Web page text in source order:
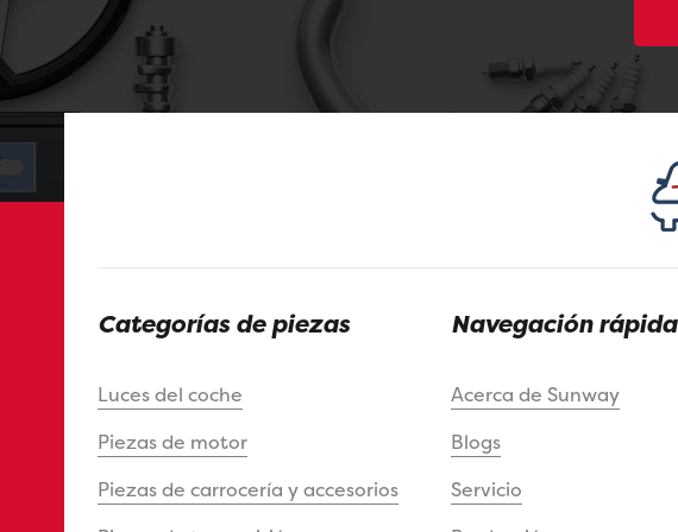
Categorías de piezas
Luces del coche
Piezas de motor
Piezas de carrocería y accesorios
Navegación rápida
Acerca de Sunway
Blogs
Servicio